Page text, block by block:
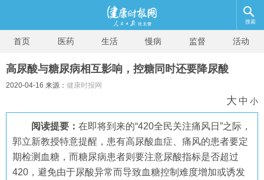
搜索
首页 医药 生活 慢病 监督 活动
高尿酸与糖尿病相互影响，控糖同时还要降尿酸
2020-04-16 来源： 健康时报网
大 中 小
阅读提要： 在即将到来的“420全民关注痛风日”之际，
郭立新教授特意提醒，患有高尿酸血症、痛风的患者要定
期检测血糖，而糖尿病患者则要注意尿酸指标是否超过
420，避免由于尿酸异常而导致血糖控制难度增加或诱发